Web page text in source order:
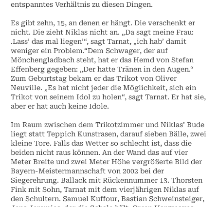
entspanntes Verhältnis zu diesen Dingen.
Es gibt zehn, 15, an denen er hängt. Die verschenkt er
nicht. Die zieht Niklas nicht an. „Da sagt meine Frau:
.Lass’ das mal liegen’“, sagt Tarnat, „ich hab’ damit
weniger ein Problem.“Dem Schwager, der auf
Mönchengladbach steht, hat er das Hemd von Stefan
Effenberg gegeben: „Der hatte Tränen in den Augen.“
Zum Geburtstag bekam er das Trikot von Oliver
Neuville. „Es hat nicht jeder die Möglichkeit, sich ein
Trikot von seinem Idol zu holen“, sagt Tarnat. Er hat sie,
aber er hat auch keine Idole.
Im Raum zwischen dem Trikotzimmer und Niklas’ Bude
liegt statt Teppich Kunstrasen, darauf sieben Bälle, zwei
kleine Tore. Falls das Wetter so schlecht ist, dass die
beiden nicht raus können. An der Wand das auf vier
Meter Breite und zwei Meter Höhe vergrößerte Bild der
Bayern-Meistermannschaft von 2002 bei der
Siegerehrung. Ballack mit Rückennummer 13. Thorsten
Fink mit Sohn, Tarnat mit dem vierjährigen Niklas auf
den Schultern. Samuel Kuffour, Bastian Schweinsteiger,